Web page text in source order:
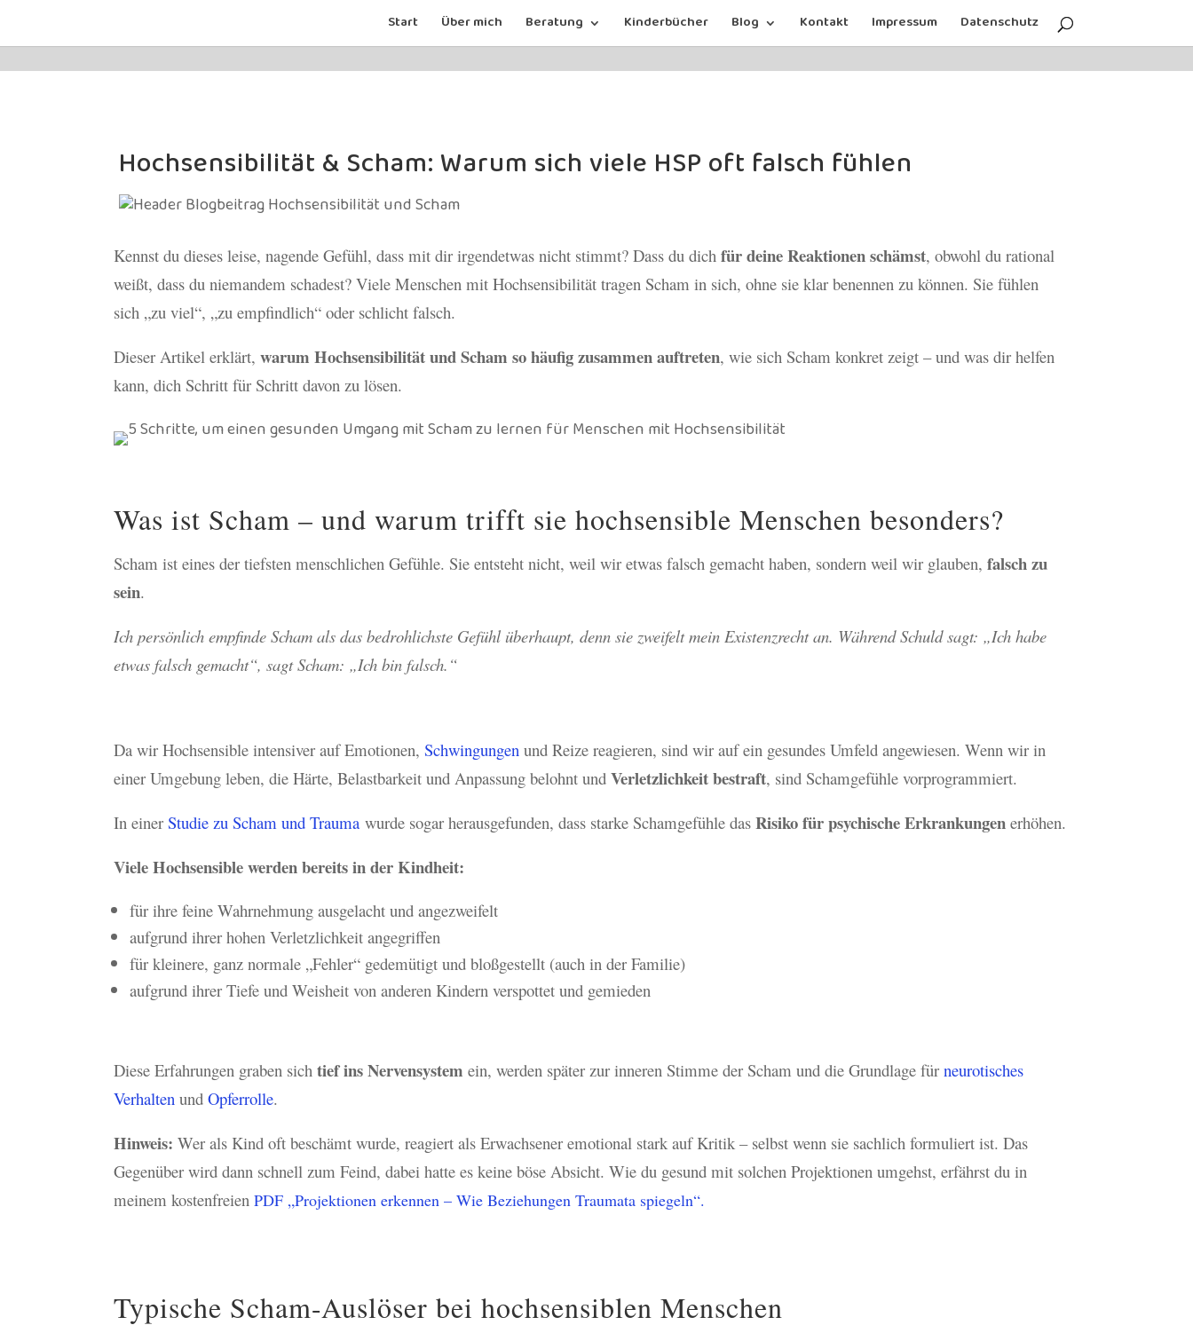
Start Über mich Beratung Kinderbücher Blog Kontakt Impressum Datenschutz
Hochsensibilität & Scham: Warum sich viele HSP oft falsch fühlen
Kennst du dieses leise, nagende Gefühl, dass mit dir irgendetwas nicht stimmt? Dass du dich für deine Reaktionen schämst, obwohl du rational
weißt, dass du niemandem schadest? Viele Menschen mit Hochsensibilität tragen Scham in sich, ohne sie klar benennen zu können. Sie fühlen
sich „zu viel“, „zu empfindlich“ oder schlicht falsch.
Dieser Artikel erklärt, warum Hochsensibilität und Scham so häufig zusammen auftreten, wie sich Scham konkret zeigt – und was dir helfen
kann, dich Schritt für Schritt davon zu lösen.
Was ist Scham – und warum trifft sie hochsensible Menschen besonders?
Scham ist eines der tiefsten menschlichen Gefühle. Sie entsteht nicht, weil wir etwas falsch gemacht haben, sondern weil wir glauben, falsch zu
sein.
Ich persönlich empfinde Scham als das bedrohlichste Gefühl überhaupt, denn sie zweifelt mein Existenzrecht an. Während Schuld sagt: „Ich habe
etwas falsch gemacht“, sagt Scham: „Ich bin falsch.“
Da wir Hochsensible intensiver auf Emotionen, Schwingungen und Reize reagieren, sind wir auf ein gesundes Umfeld angewiesen. Wenn wir in
einer Umgebung leben, die Härte, Belastbarkeit und Anpassung belohnt und Verletzlichkeit bestraft, sind Schamgefühle vorprogrammiert.
In einer Studie zu Scham und Trauma wurde sogar herausgefunden, dass starke Schamgefühle das Risiko für psychische Erkrankungen erhöhen.
Viele Hochsensible werden bereits in der Kindheit:
für ihre feine Wahrnehmung ausgelacht und angezweifelt
aufgrund ihrer hohen Verletzlichkeit angegriffen
für kleinere, ganz normale „Fehler“ gedemütigt und bloßgestellt (auch in der Familie)
aufgrund ihrer Tiefe und Weisheit von anderen Kindern verspottet und gemieden
Diese Erfahrungen graben sich tief ins Nervensystem ein, werden später zur inneren Stimme der Scham und die Grundlage für neurotisches
Verhalten und Opferrolle.
Hinweis: Wer als Kind oft beschämt wurde, reagiert als Erwachsener emotional stark auf Kritik – selbst wenn sie sachlich formuliert ist. Das
Gegenüber wird dann schnell zum Feind, dabei hatte es keine böse Absicht. Wie du gesund mit solchen Projektionen umgehst, erfährst du in
meinem kostenfreien PDF „Projektionen erkennen – Wie Beziehungen Traumata spiegeln“.
Typische Scham-Auslöser bei hochsensiblen Menschen